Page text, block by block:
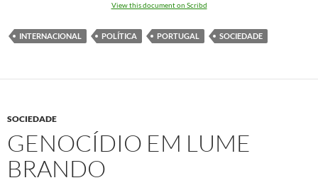
View this document on Scribd
INTERNACIONAL POLÍTICA PORTUGAL SOCIEDADE
SOCIEDADE
GENOCÍDIO EM LUME
BRANDO